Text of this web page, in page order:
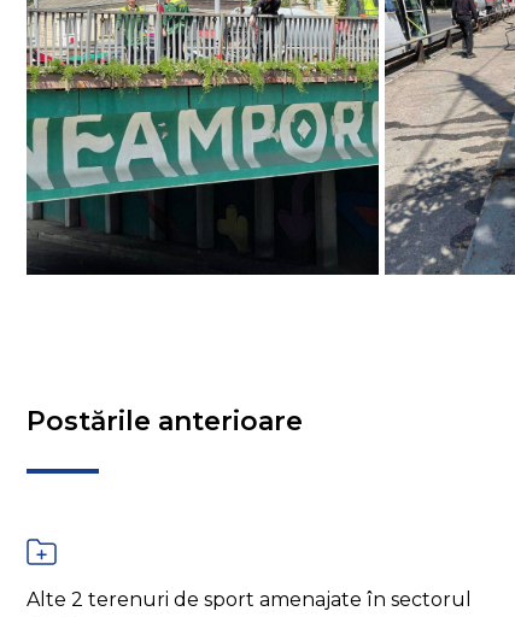
Postările anterioare
Alte 2 terenuri de sport amenajate în sectorul